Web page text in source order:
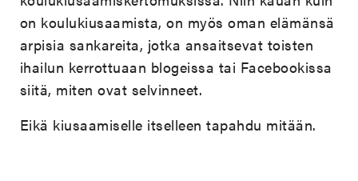
on koulukiusaamista, on myös oman elämänsä
arpisia sankareita, jotka ansaitsevat toisten
ihailun kerrottuaan blogeissa tai Facebookissa
siitä, miten ovat selvinneet.
Eikä kiusaamiselle itselleen tapahdu mitään.